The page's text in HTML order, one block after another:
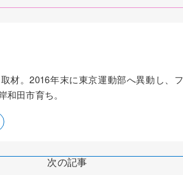
材。2016年末に東京運動部へ異動し、フ
田市育ち。
次の記事